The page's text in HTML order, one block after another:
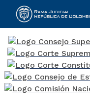
Rama Judicial